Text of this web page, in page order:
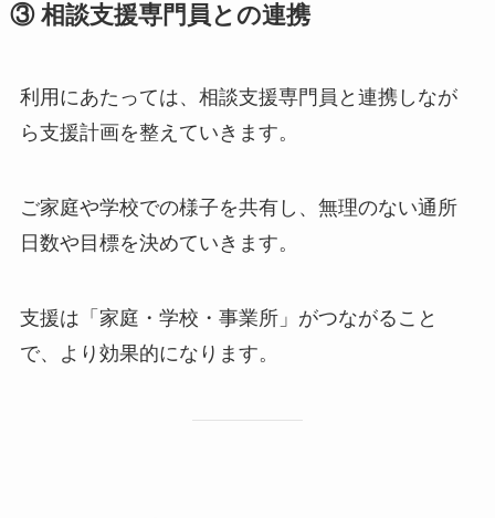
③ 相談支援専門員との連携
利用にあたっては、相談支援専門員と連携しなが
ら支援計画を整えていきます。
ご家庭や学校での様子を共有し、無理のない通所
日数や目標を決めていきます。
支援は「家庭・学校・事業所」がつながること
で、より効果的になります。